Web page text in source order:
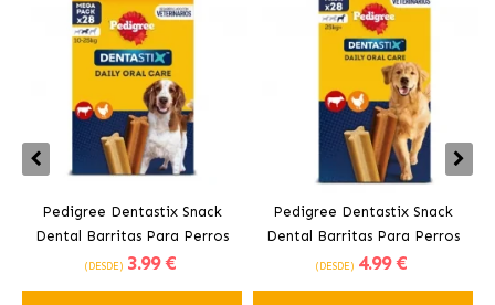
Pedigree Dentastix Snack
Dental Barritas Para Perros
Medianos 10-25 kg
(DESDE) 3.99 €
Pedigree Dentastix Snack
Dental Barritas Para Perros
Grandes +25 kg
(DESDE) 4.99 €